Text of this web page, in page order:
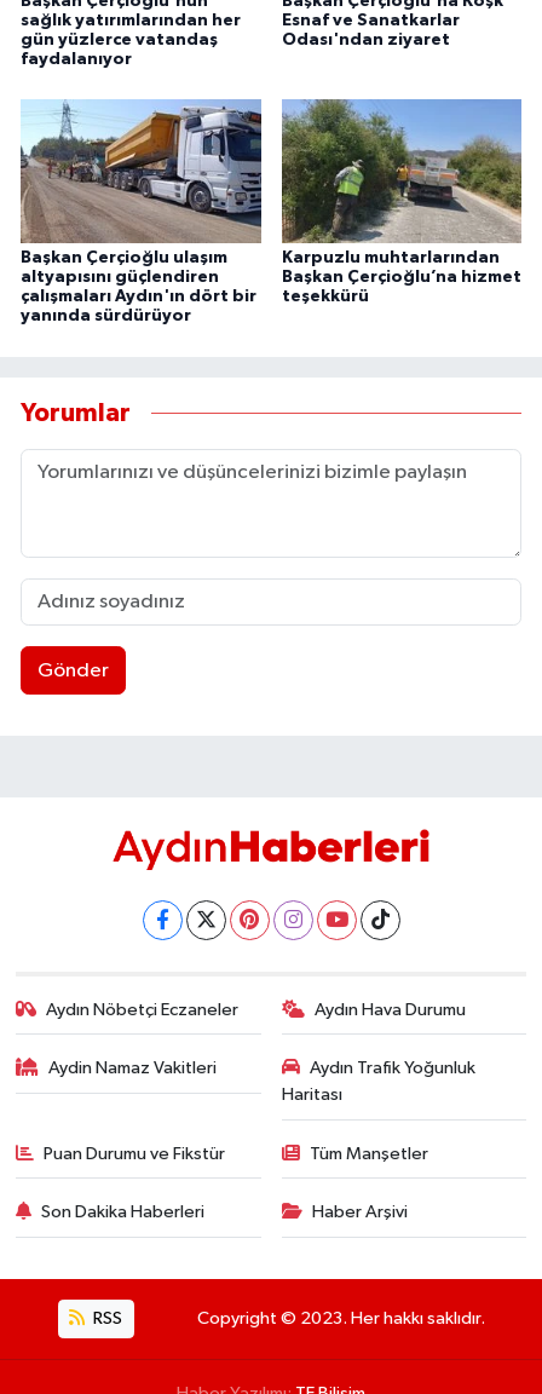
sağlık yatırımlarından her
gün yüzlerce vatandaş
faydalanıyor
Esnaf ve Sanatkarlar
Odası'ndan ziyaret
Başkan Çerçioğlu ulaşım
altyapısını güçlendiren
çalışmaları Aydın'ın dört bir
yanında sürdürüyor
Karpuzlu muhtarlarından
Başkan Çerçioğlu’na hizmet
teşekkürü
Yorumlar
Gönder
Aydın Nöbetçi Eczaneler Aydın Hava Durumu
Aydin Namaz Vakitleri
Aydın Trafik Yoğunluk
Haritası
Puan Durumu ve Fikstür Tüm Manşetler
Son Dakika Haberleri Haber Arşivi
RSS Copyright © 2023. Her hakkı saklıdır.